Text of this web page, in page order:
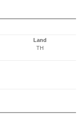
Land
TH